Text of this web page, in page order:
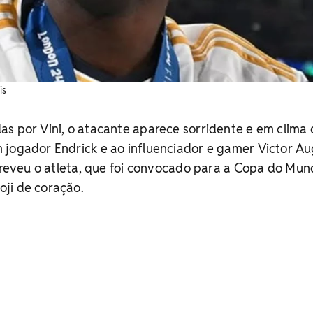
por Vini, o atacante aparece sorridente e em clima
Endrick e ao influenciador e gamer Victor
o atleta, que foi convocado para a Copa do
de coração.